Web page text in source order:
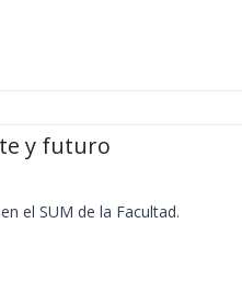
y futuro
el SUM de la Facultad.